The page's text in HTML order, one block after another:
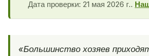
Дата проверки: 21 мая 2026 г..
«Большинство хозяев